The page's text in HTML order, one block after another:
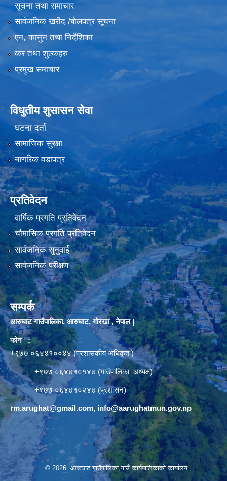
सूचना तथा समाचार
सार्वजनिक खरीद /बोलपत्र सूचना
एन, कानुन तथा निर्देशिका
कर तथा शुल्कहरु
प्रमुख समाचार
विधुतीय शुसासन सेवा
घटना दर्ता
सामाजिक सुरक्षा
नागरिक वडापत्र
प्रतिवेदन
वार्षिक प्रगति प्रतिवेदन
चौमासिक प्रगति प्रतिवेदन
सार्वजनिक सुनुवाई
सार्वजनिक परीक्षण
सम्पर्क
आरुघाट गाउँपालिका, आरुघाट, गोरखा , नेपाल |
फोन :
+९७७ ०६४४१००४४ (प्रशासकीय अधिकृत )
+९७७ ०६४४१०१४४ (गाउँपालिका अध्यक्ष)
+९७७ ०६४४१०२४४ (प्रशासन)
rm.arughat@gmail.com, info@aarughatmun.gov.np
© 2026 आरूघाट गाउँपालिका,गाउँ कार्यपालिकाको कार्यालय